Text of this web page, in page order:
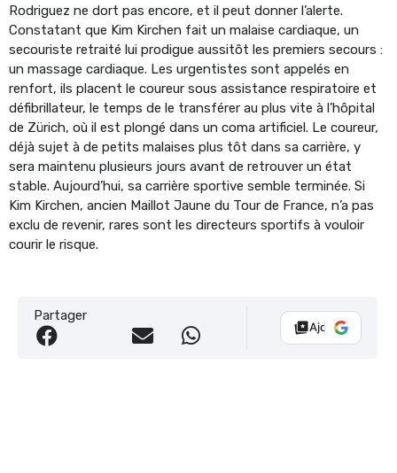
Rodriguez ne dort pas encore, et il peut donner l’alerte.
Constatant que Kim Kirchen fait un malaise cardiaque, un
secouriste retraité lui prodigue aussitôt les premiers secours :
un massage cardiaque. Les urgentistes sont appelés en
renfort, ils placent le coureur sous assistance respiratoire et
défibrillateur, le temps de le transférer au plus vite à l’hôpital
de Zürich, où il est plongé dans un coma artificiel. Le coureur,
déjà sujet à de petits malaises plus tôt dans sa carrière, y
sera maintenu plusieurs jours avant de retrouver un état
stable. Aujourd’hui, sa carrière sportive semble terminée. Si
Kim Kirchen, ancien Maillot Jaune du Tour de France, n’a pas
exclu de revenir, rares sont les directeurs sportifs à vouloir
courir le risque.
Partager
Ajouter Vélo